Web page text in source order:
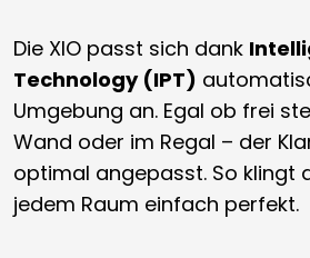
Die XIO passt sich dank
Technology (IPT)
Umgebung an. Egal ob frei
Wand oder im Regal – der
optimal angepasst. So klingt
jedem Raum einfach perfekt.